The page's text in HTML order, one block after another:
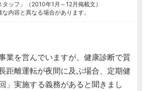
タッフ」（2010年1月～12月掲載文）
内容と異なる場合があります。
業を営んでいますが、健康診断で質
距離運転が夜間に及ぶ場合、定期健
」実施する義務があると聞きまし